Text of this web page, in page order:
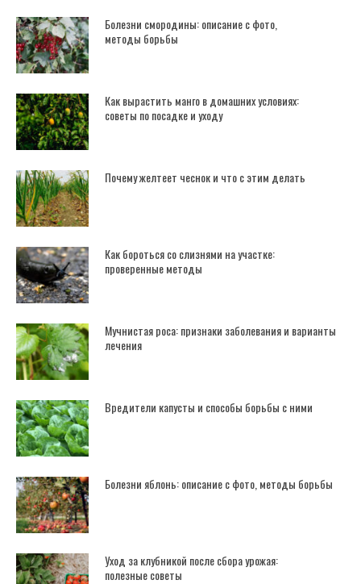
Болезни смородины: описание с фото,
методы борьбы
Как вырастить манго в домашних условиях:
советы по посадке и уходу
Почему желтеет чеснок и что с этим делать
Как бороться со слизнями на участке:
проверенные методы
Мучнистая роса: признаки заболевания и варианты
лечения
Вредители капусты и способы борьбы с ними
Болезни яблонь: описание с фото, методы борьбы
Уход за клубникой после сбора урожая:
полезные советы